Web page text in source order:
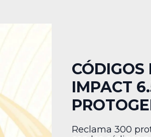
CÓDIGOS
IMPACT
Reclama 300